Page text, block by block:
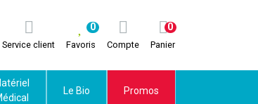
Service client Favoris
0
Compte Panier
0
Le Bio Promos